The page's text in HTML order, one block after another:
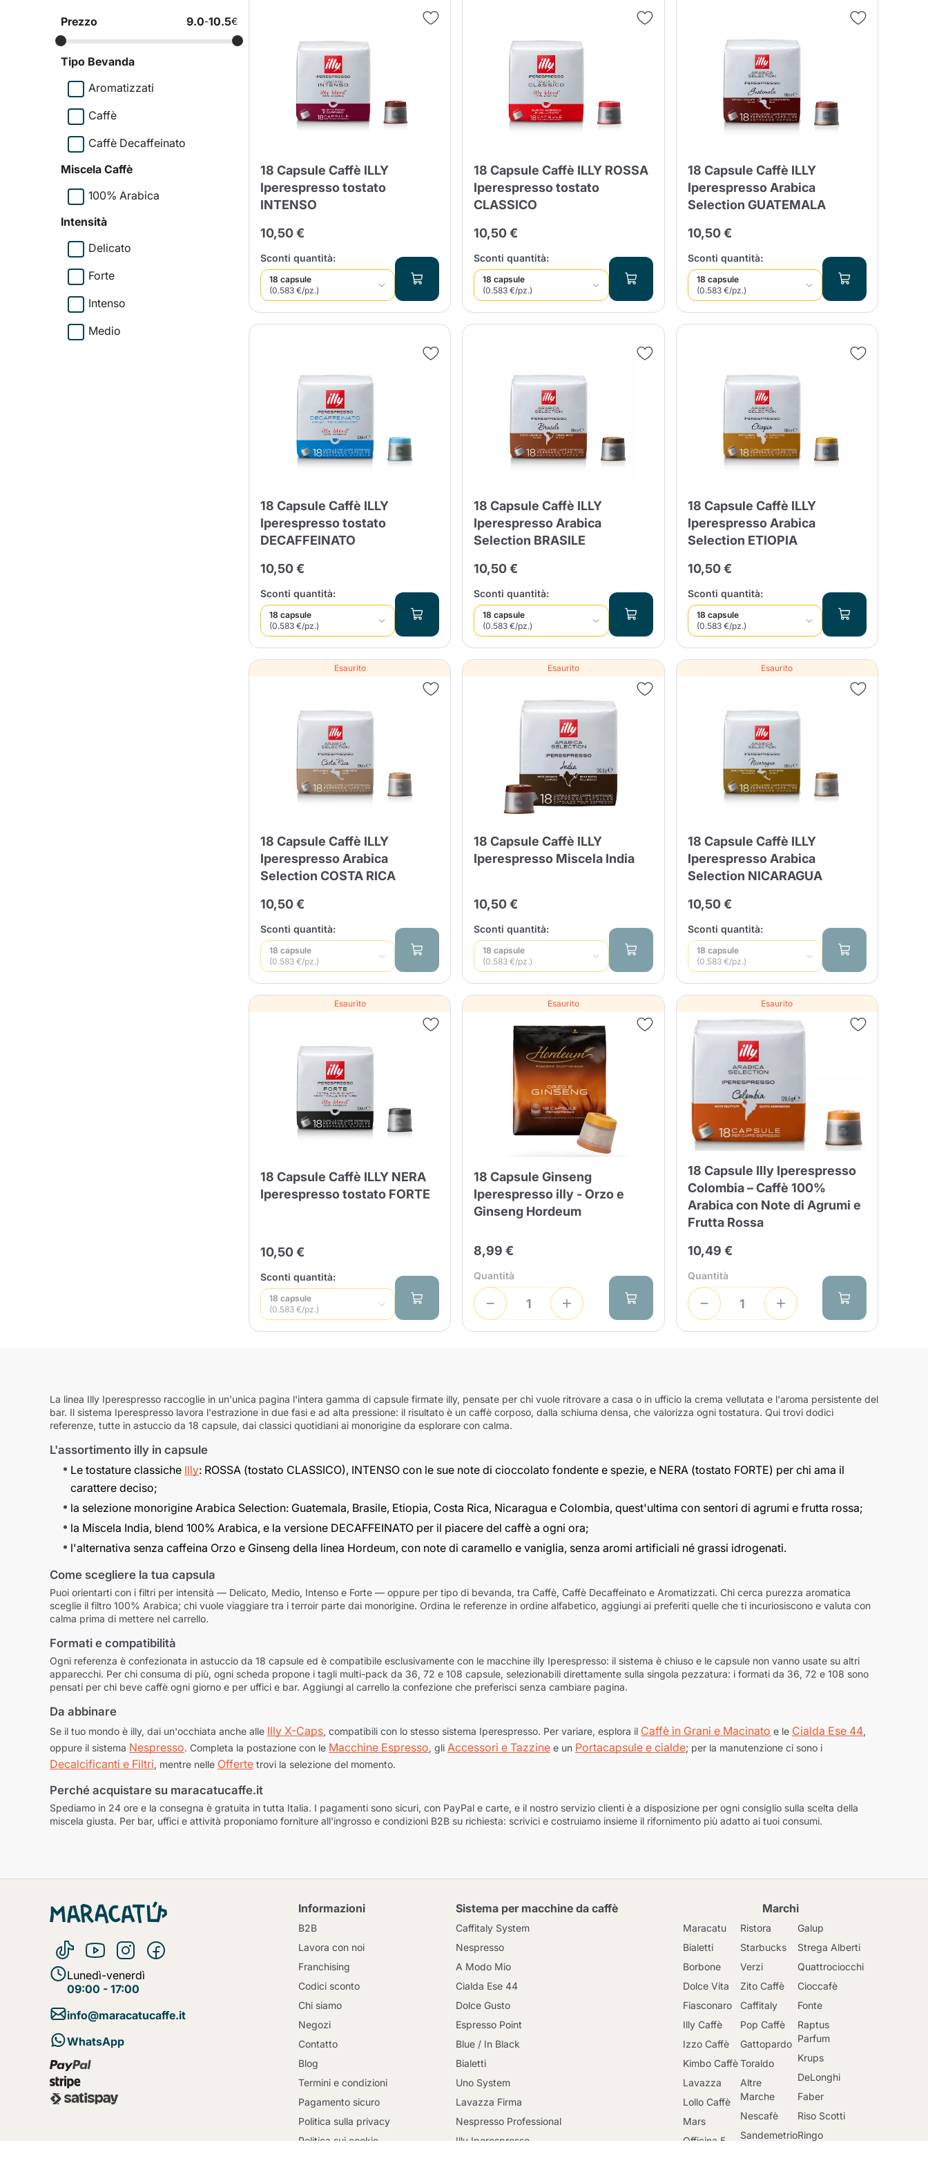
Zito Caffè Pop Caffè Toraldo
Santero 958
Krups
Ringo
Sandeme Cosmetici Offerte Maracatu Accessori Profumi Ambiente
Patè, Olio, Pasta &
Prezzo 9.0-10.5€
Tipo Bevanda
Aromatizzati
Caffè
Caffè Decaffeinato
Miscela Caffè
100% Arabica
Intensità
Delicato
Forte
Intenso
Medio
18 Capsule Caffè ILLY
Iperespresso tostato
INTENSO
10,50 €
Sconti quantità:
18 capsule
(0.583 €/pz.)
18 Capsule Caffè ILLY ROSSA
Iperespresso tostato
CLASSICO
10,50 €
Sconti quantità:
18 capsule
(0.583 €/pz.)
18 Capsule Caffè ILLY
Iperespresso Arabica
Selection GUATEMALA
10,50 €
Sconti quantità:
18 capsule
(0.583 €/pz.)
18 Capsule Caffè ILLY
Iperespresso tostato
DECAFFEINATO
10,50 €
Sconti quantità:
18 capsule
(0.583 €/pz.)
18 Capsule Caffè ILLY
Iperespresso Arabica
Selection BRASILE
10,50 €
Sconti quantità:
18 capsule
(0.583 €/pz.)
18 Capsule Caffè ILLY
Iperespresso Arabica
Selection ETIOPIA
10,50 €
Sconti quantità:
18 capsule
(0.583 €/pz.)
Esaurito
18 Capsule Caffè ILLY
Iperespresso Arabica
Selection COSTA RICA
10,50 €
Sconti quantità:
18 capsule
(0.583 €/pz.)
Esaurito
18 Capsule Caffè ILLY
Iperespresso Miscela India
10,50 €
Sconti quantità:
18 capsule
(0.583 €/pz.)
Esaurito
18 Capsule Caffè ILLY
Iperespresso Arabica
Selection NICARAGUA
10,50 €
Sconti quantità:
18 capsule
(0.583 €/pz.)
Esaurito
18 Capsule Caffè ILLY NERA
Iperespresso tostato FORTE
10,50 €
Sconti quantità:
18 capsule
(0.583 €/pz.)
Esaurito
18 Capsule Ginseng
Iperespresso illy - Orzo e
Ginseng Hordeum
8,99 €
Quantità
Esaurito
18 Capsule Illy Iperespresso
Colombia – Caffè 100%
Arabica con Note di Agrumi e
Frutta Rossa
10,49 €
Quantità
La linea Illy Iperespresso raccoglie in un'unica pagina l'intera gamma di capsule firmate illy, pensate per chi vuole ritrovare a casa o in ufficio la crema vellutata e l'aroma persistente del
bar. Il sistema Iperespresso lavora l'estrazione in due fasi e ad alta pressione: il risultato è un caffè corposo, dalla schiuma densa, che valorizza ogni tostatura. Qui trovi dodici
referenze, tutte in astuccio da 18 capsule, dai classici quotidiani ai monorigine da esplorare con calma.
L'assortimento illy in capsule
Le tostature classiche Illy: ROSSA (tostato CLASSICO), INTENSO con le sue note di cioccolato fondente e spezie, e NERA (tostato FORTE) per chi ama il
carattere deciso;
la selezione monorigine Arabica Selection: Guatemala, Brasile, Etiopia, Costa Rica, Nicaragua e Colombia, quest'ultima con sentori di agrumi e frutta rossa;
la Miscela India, blend 100% Arabica, e la versione DECAFFEINATO per il piacere del caffè a ogni ora;
l'alternativa senza caffeina Orzo e Ginseng della linea Hordeum, con note di caramello e vaniglia, senza aromi artificiali né grassi idrogenati.
Come scegliere la tua capsula
Puoi orientarti con i filtri per intensità — Delicato, Medio, Intenso e Forte — oppure per tipo di bevanda, tra Caffè, Caffè Decaffeinato e Aromatizzati. Chi cerca purezza aromatica
sceglie il filtro 100% Arabica; chi vuole viaggiare tra i terroir parte dai monorigine. Ordina le referenze in ordine alfabetico, aggiungi ai preferiti quelle che ti incuriosiscono e valuta con
calma prima di mettere nel carrello.
Formati e compatibilità
Ogni referenza è confezionata in astuccio da 18 capsule ed è compatibile esclusivamente con le macchine illy Iperespresso: il sistema è chiuso e le capsule non vanno usate su altri
apparecchi. Per chi consuma di più, ogni scheda propone i tagli multi-pack da 36, 72 e 108 capsule, selezionabili direttamente sulla singola pezzatura: i formati da 36, 72 e 108 sono
pensati per chi beve caffè ogni giorno e per uffici e bar. Aggiungi al carrello la confezione che preferisci senza cambiare pagina.
Da abbinare
Se il tuo mondo è illy, dai un'occhiata anche alle Illy X-Caps, compatibili con lo stesso sistema Iperespresso. Per variare, esplora il Caffè in Grani e Macinato e le Cialda Ese 44,
oppure il sistema Nespresso. Completa la postazione con le Macchine Espresso, gli Accessori e Tazzine e un Portacapsule e cialde; per la manutenzione ci sono i
Decalcificanti e Filtri, mentre nelle Offerte trovi la selezione del momento.
Perché acquistare su maracatucaffe.it
Spediamo in 24 ore e la consegna è gratuita in tutta Italia. I pagamenti sono sicuri, con PayPal e carte, e il nostro servizio clienti è a disposizione per ogni consiglio sulla scelta della
miscela giusta. Per bar, uffici e attività proponiamo forniture all'ingrosso e condizioni B2B su richiesta: scrivici e costruiamo insieme il rifornimento più adatto ai tuoi consumi.
Continua a fare acquisti Vai al carrello
Il prodotto è stato aggiunto con
Continua a fare acquisti Vai al carrello
Continua a fare acquisti
Continua a fare acquisti Aggiungi la quantità minima consentita
Continua a fare acquisti
Lunedì-venerdì
09:00 - 17:00
info@maracatucaffe.it
WhatsApp
Informazioni
B2B
Lavora con noi
Franchising
Codici sconto
Chi siamo
Negozi
Contatto
Blog
Termini e condizioni
Pagamento sicuro
Politica sulla privacy
Politica sui cookie
Sistema per macchine da caffè
Caffitaly System
Nespresso
A Modo Mio
Cialda Ese 44
Dolce Gusto
Espresso Point
Blue / In Black
Bialetti
Uno System
Lavazza Firma
Nespresso Professional
Illy Iperespresso
Marchi
Maracatu
Bialetti
Borbone
Dolce Vita
Fiasconaro
Illy Caffè
Izzo Caffè
Kimbo Caffè
Lavazza
Lollo Caffè
Mars
Officina 5
Ristora
Starbucks
Verzi
Zito Caffè
Caffitaly
Pop Caffè
Gattopardo
Toraldo
Altre
Marche
Nescafè
Sandemetrio
Galup
Strega Alberti
Quattrociocchi
Cioccafè
Fonte
Raptus
Parfum
Krups
DeLonghi
Faber
Riso Scotti
Ringo